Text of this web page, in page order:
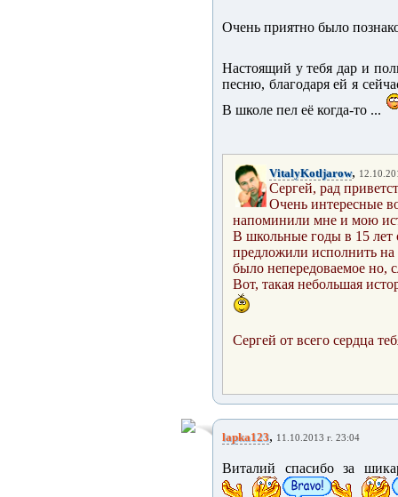
Очень приятно было
Настоящий у тебя дар и
песню, благодаря ей я
В школе пел её когда-то ...
VitalyKotljarow,
Сергей, рад
Очень интересные
напоминили мне и мою
В школьные годы в 15
предложили исполнить
было непередоваемое но,
Вот, такая небольшая
Сергей от всего сердца
lapka123, 11.10.2013 г. 23:04
Виталий спасибо за